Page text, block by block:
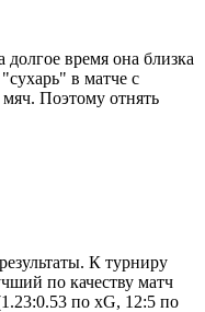
время она близка
в матче с
Поэтому отнять
К турниру
по качеству матч
по xG, 12:5 по